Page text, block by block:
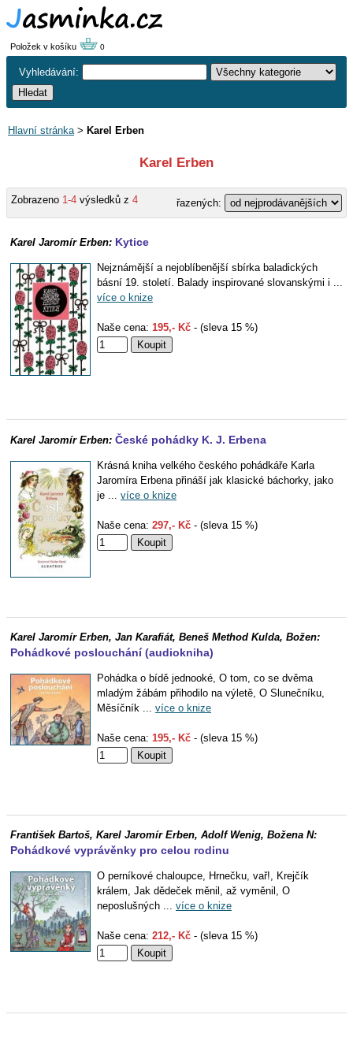
Položek v košíku 0
Vyhledávání:
Hlavní stránka> Karel Erben
Karel Erben
Zobrazeno 1-4 výsledků z 4 řazených:
Karel Jaromír Erben: Kytice
Nejznámější a nejoblíbenější sbírka baladických
básní 19. století. Balady inspirované slovanskými i ...
více o knize
Naše cena: 195,- Kč - (sleva 15 %)
Karel Jaromír Erben: České pohádky K. J. Erbena
Krásná kniha velkého českého pohádkáře Karla
Jaromíra Erbena přináší jak klasické báchorky, jako
je ... více o knize
Naše cena: 297,- Kč - (sleva 15 %)
Karel Jaromír Erben, Jan Karafiát, Beneš Method Kulda, Božen:
Pohádkové poslouchání (audiokniha)
Pohádka o bídě jednooké, O tom, co se dvěma
mladým žábám přihodilo na výletě, O Slunečníku,
Měsíčník ... více o knize
Naše cena: 195,- Kč - (sleva 15 %)
František Bartoš, Karel Jaromír Erben, Adolf Wenig, Božena N:
Pohádkové vyprávěnky pro celou rodinu
O perníkové chaloupce, Hrnečku, vař!, Krejčík
králem, Jak dědeček měnil, až vyměnil, O
neposlušných ... více o knize
Naše cena: 212,- Kč - (sleva 15 %)